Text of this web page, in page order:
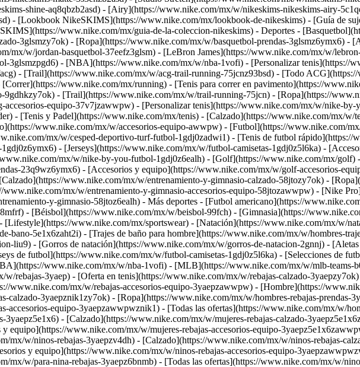
shine-aq8qbzb2asd) - [Airy](https://www.nike.com/mx/w/nikeskims-nikeskims-airy-
- [Lookbook NikeSKIMS](https://www.nike.com/mx/lookbook-de-nikeskims) - [Guía de
www.nike.com/mx/guia-de-la-coleccion-nikeskims) - Deportes -
3glsmzy7ok) - [Ropa](https://www.nike.com/mx/w/basquetbol-prendas-3glsmz6ymx6) -
mx/w/jordan-basquetbol-37eefz3glsm) - [LeBron James](https://www.nike.com/mx/w/
3glsmzpgd6) - [NBA](https://www.nike.com/mx/w/nba-1vofi) - [Personalizar tenis](https://
- [Trail](https://www.nike.com/mx/w/acg-trail-running-75jcnz93bsd) - [Todo
[Correr](https://www.nike.com/mx/running) - [Tenis para correr en pavimento](https://
9gdhkzy7ok) - [Trail](https://www.nike.com/mx/w/trail-running-75jcn) - [Ropa](https://
equipo-37v7jzawwpw) - [Personalizar tenis](https://www.nike.com/mx/w/nike-by-
- [Tenis y Padel](https://www.nike.com/mx/tenis) - [Calzado](https://www.nike.com/mx/
www.nike.com/mx/w/accesorios-equipo-awwpw) - [Futbol](https://www.nike.com/
mx/w/cesped-deportivo-turf-futbol-1gdj0zadwi1) - [Tenis de futbol
- [Jerseys](https://www.nike.com/mx/w/futbol-camisetas-1gdj0z5l6ka) -
mx/w/nike-by-you-futbol-1gdj0z6ealh) - [Golf](https://www.nike.com/mx/golf)
23q9wz6ymx6) - [Accesorios y equipo](https://www.nike.com/mx/w/golf-accesorios-
www.nike.com/mx/w/entrenamiento-y-gimnasio-calzado-58jtozy7ok) -
mx/w/entrenamiento-y-gimnasio-accesorios-equipo-58jtozawwpw) - [Nike
y-gimnasio-58jtoz6ealh) - Más deportes - [Futbol americano](https://
- [Béisbol](https://www.nike.com/mx/w/beisbol-99fch) - [Gimnasia](https://
www.nike.com/mx/sportswear) - [Natación](https://www.nike.com/mx/w/
bano-5e1x6zaht2i) - [Trajes de baño para hombre](https://www.nike.com/mx/w/hombres-
liu9) - [Gorros de natación](https://www.nike.com/mx/w/gorros-de-natacion-2gnnj) -
de futbol](https://www.nike.com/mx/w/futbol-camisetas-1gdj0z5l6ka) - [Selecciones de
www.nike.com/mx/w/nba-1vofi) - [MLB](https://www.nike.com/mx/w/mlb-teams-
rebajas-3yaep) - [Oferta en tenis](https://www.nike.com/mx/w/rebajas-calzado-
www.nike.com/mx/w/rebajas-accesorios-equipo-3yaepzawwpw) - [Hombre](https://
calzado-3yaepznik1zy7ok) - [Ropa](https://www.nike.com/mx/w/hombres-rebajas-prendas-
accesorios-equipo-3yaepzawwpwznik1) - [Todas las ofertas](https://www.nike.com/mx/w/
3yaepz5e1x6) - [Calzado](https://www.nike.com/mx/w/mujeres-rebajas-calzado-
equipo](https://www.nike.com/mx/w/mujeres-rebajas-accesorios-equipo-
mx/w/ninos-rebajas-3yaepzv4dh) - [Calzado](https://www.nike.com/mx/w/ninos-rebajas-
y equipo](https://www.nike.com/mx/w/ninos-rebajas-accesorios-equipo-
mx/w/para-nina-rebajas-3yaepz6bnmb) - [Todas las ofertas](https://www.nike.com/mx/w/